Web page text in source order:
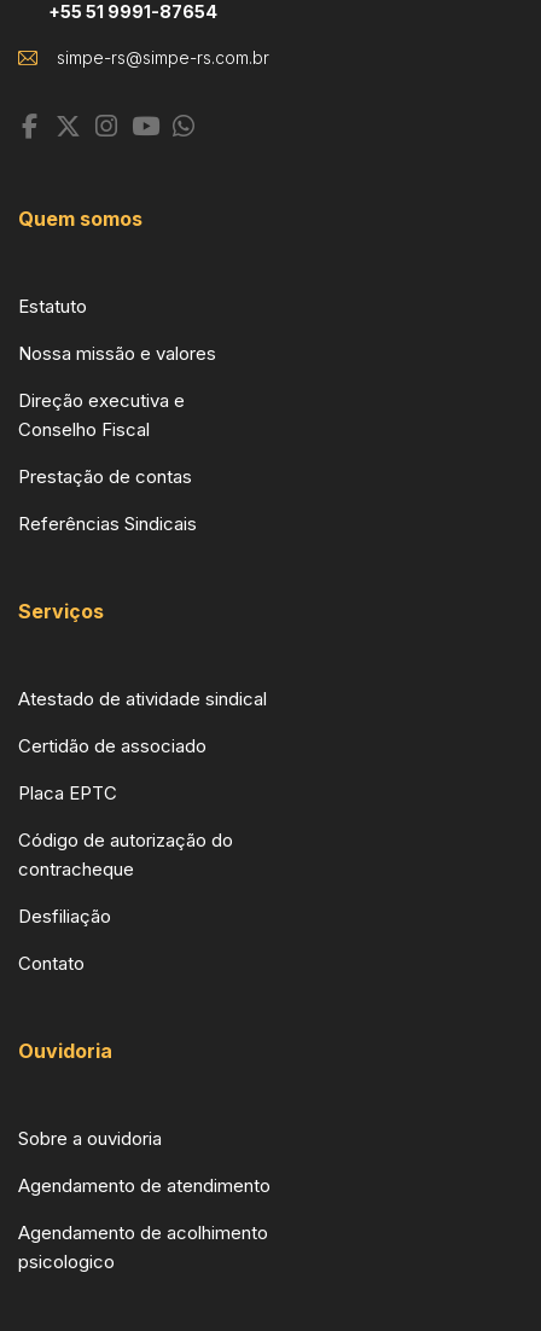
+55 51 9991-87654
Quem somos
Estatuto
Nossa missão e valores
Direção executiva e
Conselho Fiscal
Prestação de contas
Referências Sindicais
Serviços
Atestado de atividade sindical
Certidão de associado
Placa EPTC
Código de autorização do
contracheque
Desfiliação
Contato
Ouvidoria
Sobre a ouvidoria
Agendamento de atendimento
Agendamento de acolhimento
psicologico